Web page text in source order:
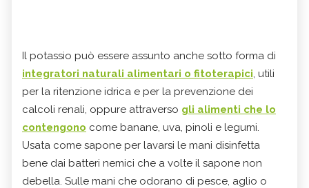
Il potassio può essere assunto anche sotto forma di
integratori naturali alimentari o fitoterapici, utili
per la ritenzione idrica e per la prevenzione dei
calcoli renali, oppure attraverso gli alimenti che lo
contengono come banane, uva, pinoli e legumi.
Usata come sapone per lavarsi le mani disinfetta
bene dai batteri nemici che a volte il sapone non
debella. Sulle mani che odorano di pesce, aglio o